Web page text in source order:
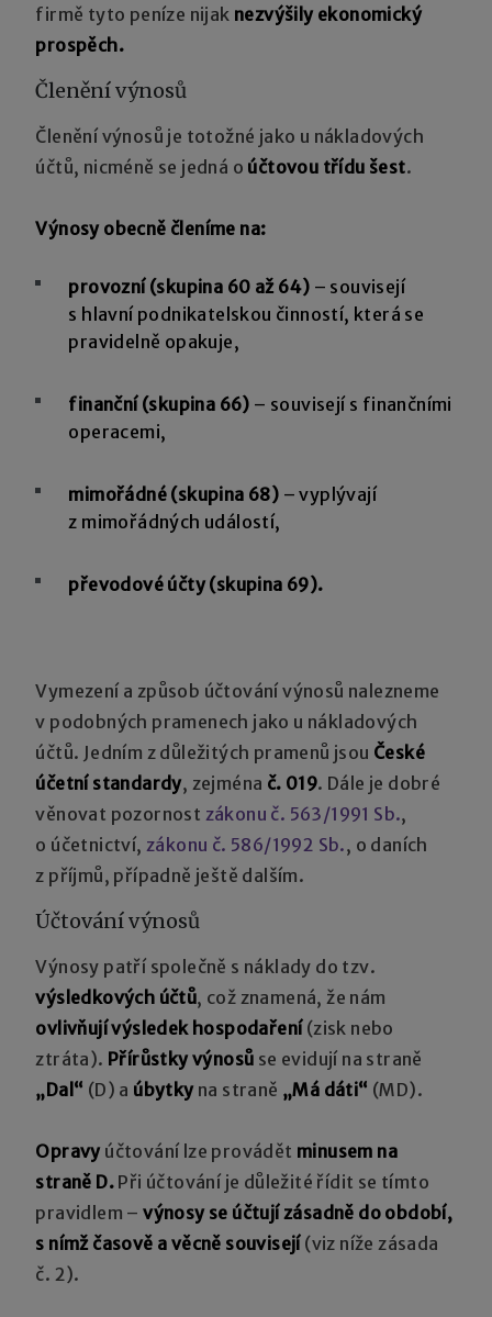
firmě tyto peníze nijak nezvýšily ekonomický
prospěch.
Členění výnosů
Členění výnosů je totožné jako u nákladových
účtů, nicméně se jedná o účtovou třídu šest.
Výnosy obecně členíme na:
provozní (skupina 60 až 64) – souvisejí
s hlavní podnikatelskou činností, která se
pravidelně opakuje,
finanční (skupina 66) – souvisejí s finančními
operacemi,
mimořádné (skupina 68) – vyplývají
z mimořádných událostí,
převodové účty (skupina 69).
Vymezení a způsob účtování výnosů nalezneme
v podobných pramenech jako u nákladových
účtů. Jedním z důležitých pramenů jsou České
účetní standardy, zejména č. 019. Dále je dobré
věnovat pozornost zákonu č. 563/1991 Sb.,
o účetnictví, zákonu č. 586/1992 Sb., o daních
z příjmů, případně ještě dalším.
Účtování výnosů
Výnosy patří společně s náklady do tzv.
výsledkových účtů, což znamená, že nám
ovlivňují výsledek hospodaření(zisk nebo
ztráta). Přírůstky výnosů se evidují na straně
„Dal“ (D) a úbytky na straně „Má dáti“ (MD).
Opravyúčtování lze provádět minusem na
straně D. Při účtování je důležité řídit se tímto
pravidlem –výnosy se účtují zásadně do období,
s nímž časově a věcně souvisejí(viz níže zásada
č. 2).